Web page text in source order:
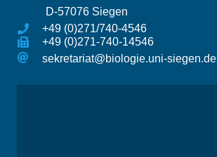
D-57076 Siegen
+49 (0)271/740-4546
+49 (0)271-740-14546
sekretariat@biologie.uni-siegen.de